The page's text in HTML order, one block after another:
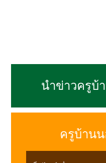
นำข่าวครูบ้
ครูบ้าน